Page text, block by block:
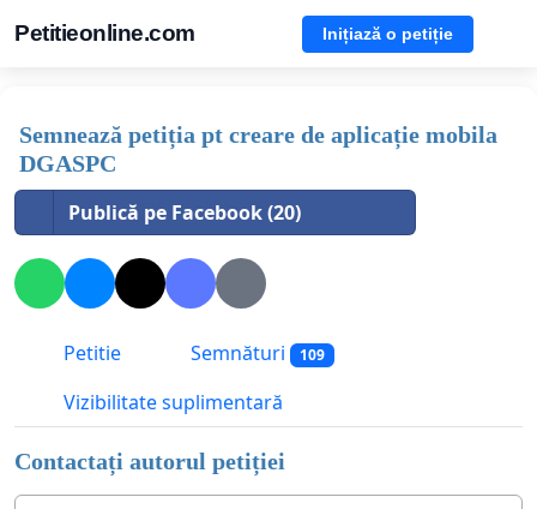
Petitieonline.com Inițiază o petiție
Semnează petiția pt creare de aplicație mobila
DGASPC
Publică pe Facebook (20)
Petitie Semnături 109
Vizibilitate suplimentară
Contactați autorul petiției